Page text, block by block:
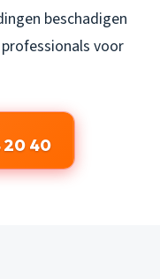
beschadigen
voor
20 40